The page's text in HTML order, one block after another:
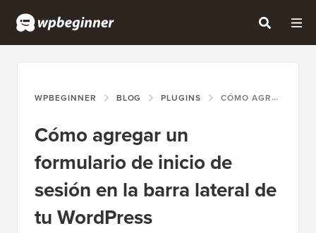
WPBEGINNER BLOG PLUGINS CÓMO AGREGAR UN FORMULARIO DE INICIO DE SESIÓN EN LA BARRA LATERAL DE TU WORDPRESS
Cómo agregar un
formulario de inicio de
sesión en la barra lateral de
tu WordPress